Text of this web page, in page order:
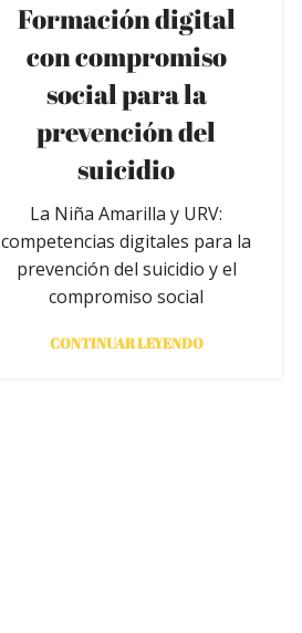
Formación digital
con compromiso
social para la
prevención del
suicidio
La Niña Amarilla y URV:
competencias digitales para la
prevención del suicidio y el
compromiso social
CONTINUAR LEYENDO